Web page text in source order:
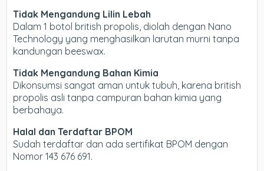
Tidak Mengandung Lilin Lebah
Dalam 1 botol british propolis, diolah dengan Nano
Technology yang menghasilkan larutan murni tanpa
kandungan beeswax.
Tidak Mengandung Bahan Kimia
Dikonsumsi sangat aman untuk tubuh, karena british
propolis asli tanpa campuran bahan kimia yang
berbahaya.
Halal dan Terdaftar BPOM
Sudah terdaftar dan ada sertifikat BPOM dengan
Nomor 143 676 691.